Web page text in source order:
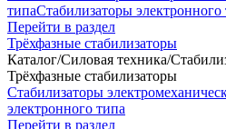
типаСтабилизаторы
Перейти в раздел
Трёхфазные стабилизаторы
Каталог/Силовая техника/
Трёхфазные стабилизаторы
Стабилизаторы
электронного типа
Перейти в раздел